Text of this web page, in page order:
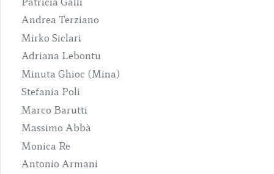
Andrea Terziano
Mirko Siclari
Adriana Lebontu
Minuta Ghioc (Mina)
Stefania Poli
Marco Barutti
Massimo Abbà
Monica Re
Antonio Armani